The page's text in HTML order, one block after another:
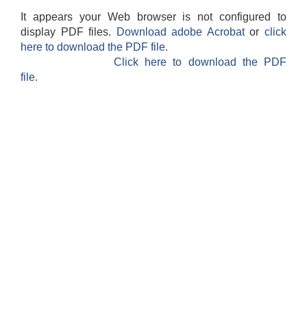
It appears your Web browser is not configured to
display PDF files.
Download adobe Acrobatorclick
here to download the PDF file.
Click here to download the PDF
file.